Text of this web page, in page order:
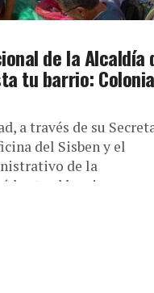
de la Alcaldía
tu barrio:
a través de su
del Sisben y el
de la
el barrio...